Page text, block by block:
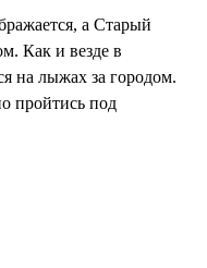
а Старый
Как и везде в
на лыжах за городом.
пройтись под